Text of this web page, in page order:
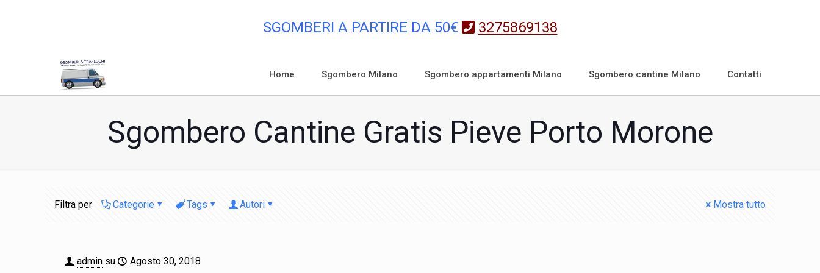
SGOMBERI A PARTIRE DA 50€ 3275869138
Home Sgombero Milano Sgombero appartamenti Milano Sgombero cantine Milano Contatti
Sgombero Cantine Gratis Pieve Porto Morone
Filtra per Categorie Tags Autori Mostra tutto
admin su Agosto 30, 2018